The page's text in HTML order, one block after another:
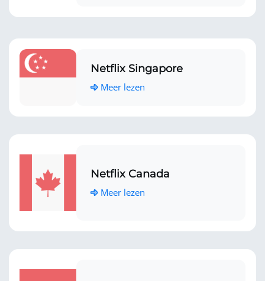
Netflix Singapore
Meer lezen
Netflix Canada
Meer lezen